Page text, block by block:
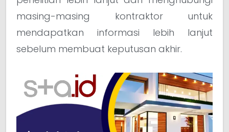
masing-masing kontraktor untuk
mendapatkan informasi lebih lanjut
sebelum membuat keputusan akhir.